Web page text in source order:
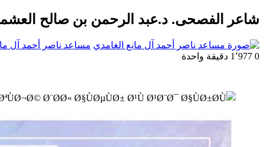
شاعر الفصحى. د.عبد الرحمن بن صالح
مساعد ناصر أحمد آل
0
دقيقة واحدة